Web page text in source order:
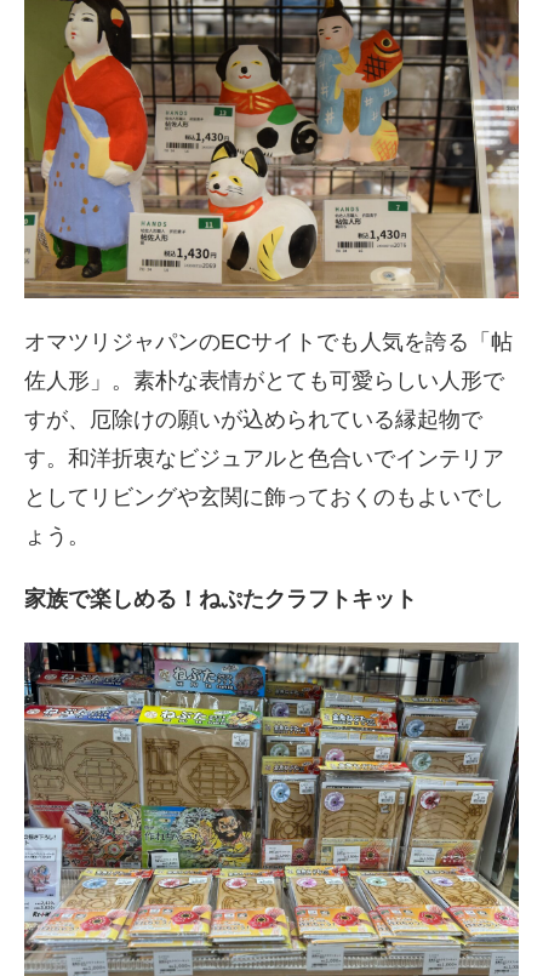
オマツリジャパンのECサイトでも人気を誇る「帖
佐人形」。素朴な表情がとても可愛らしい人形で
すが、厄除けの願いが込められている縁起物で
す。和洋折衷なビジュアルと色合いでインテリア
としてリビングや玄関に飾っておくのもよいでし
ょう。
家族で楽しめる！ねぷたクラフトキット